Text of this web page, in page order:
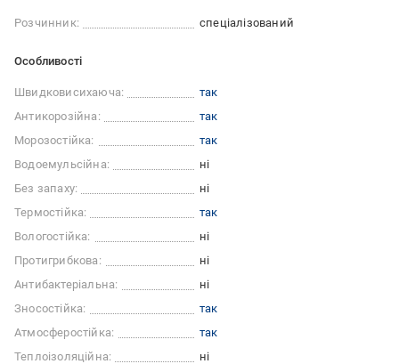
Розчинник: спеціалізований
Особливості
Швидковисихаюча:
так
Антикорозійна:
так
Морозостійка:
так
Водоемульсійна:
ні
Без запаху:
ні
Термостійка:
так
Вологостійка:
ні
Протигрибкова:
ні
Антибактеріальна:
ні
Зносостійка:
так
Атмосферостійка:
так
Теплоізоляційна:
ні